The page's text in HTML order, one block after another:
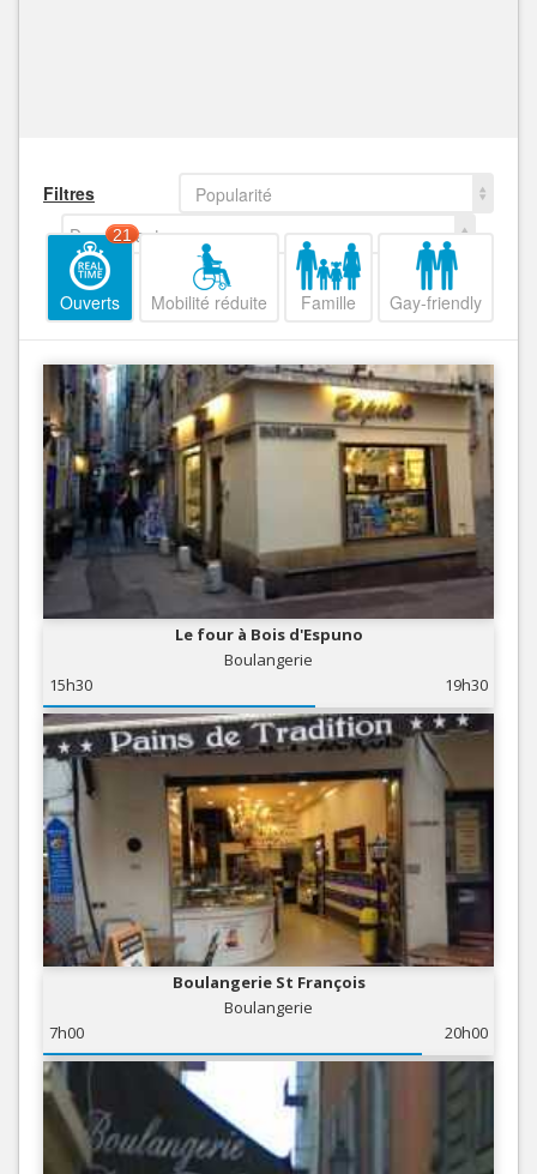
Filtres
Popularité
Decroissant
Ouverts
21
Mobilité réduite Famille Gay-friendly
Le four à Bois d'Espuno
Boulangerie
15h30
19h30
Boulangerie St François
Boulangerie
7h00
20h00